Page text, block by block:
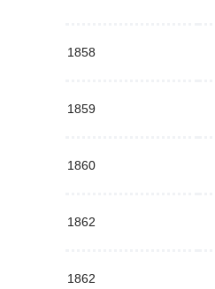
1858
1859
1860
1862
1862